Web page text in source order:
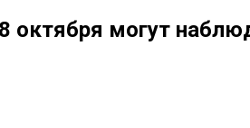
октября могут